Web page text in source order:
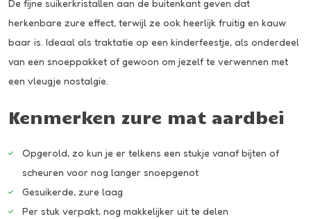
De fijne suikerkristallen aan de buitenkant geven dat
herkenbare zure effect, terwijl ze ook heerlijk fruitig en kauw
baar is. Ideaal als traktatie op een kinderfeestje, als onderdeel
van een snoeppakket of gewoon om jezelf te verwennen met
een vleugje nostalgie.
Kenmerken zure mat aardbei
Opgerold, zo kun je er telkens een stukje vanaf bijten of
scheuren voor nog langer snoepgenot
Gesuikerde, zure laag
Per stuk verpakt, nog makkelijker uit te delen